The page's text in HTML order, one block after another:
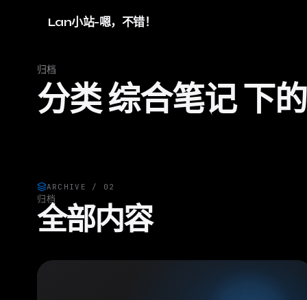
Lan小站-嗯，不错！
归档
分类 综合笔记 下
ARCHIVE / 02
归档
全部内容